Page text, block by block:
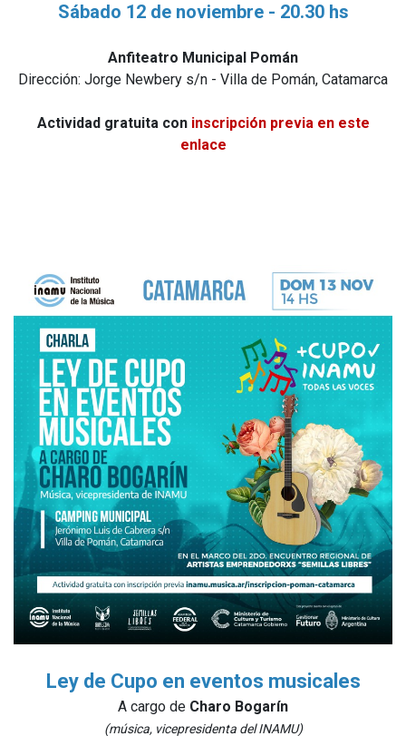
Sábado 12 de noviembre - 20.30 hs
Anfiteatro Municipal Pomán
Dirección: Jorge Newbery s/n - Villa de Pomán, Catamarca
Actividad gratuita con inscripción previa en este
enlace
Ley de Cupo en eventos musicales
A cargo de Charo Bogarín
(música, vicepresidenta del INAMU)